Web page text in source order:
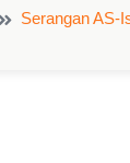
Serangan AS-